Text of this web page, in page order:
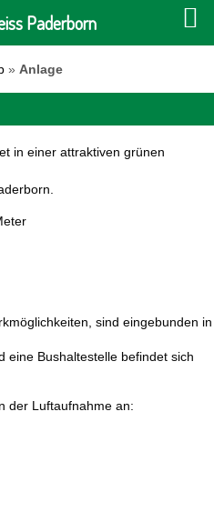
» Anlage
in einer attraktiven grünen
sind eingebunden in
eine Bushaltestelle befindet sich
der Luftaufnahme an:
Paderborn